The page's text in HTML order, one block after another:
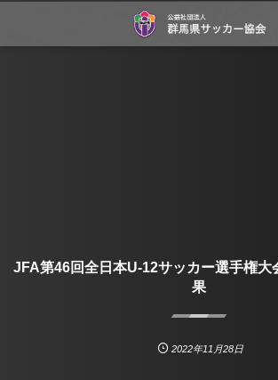
JFA第46回全日本U-12サッカー選手権
果
2022年11月28日